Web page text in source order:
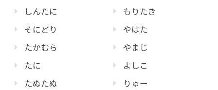
しんたに
そにどり
たかむら
たに
たぬたぬ
もりたき
やはた
やまじ
よしこ
りゅー